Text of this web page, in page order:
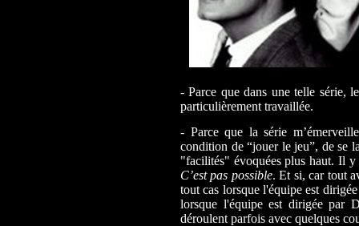
- Parce que dans une telle série,
particulièrement travaillée.
- Parce que la série
condition de “jouer le jeu”, de se
"facilités" évoquées plus haut. Il
C’est pas possible. Et si, car tout
tout cas lorsque l'équipe est
lorsque l'équipe est dirigée par
déroulent parfois avec quelques